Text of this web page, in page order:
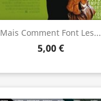
Mais Comment Font Les...
5,00 €